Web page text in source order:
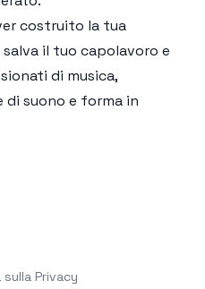
costruito la tua
il tuo capolavoro e
di musica,
di suono e forma in
Privacy